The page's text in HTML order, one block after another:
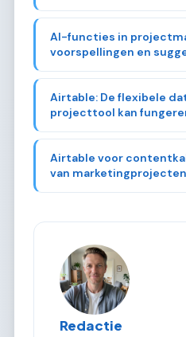
AI-functies in
voorspellingen en
Airtable: De flexibele
projecttool kan
Airtable voor
van marketingprojecten
Redactie